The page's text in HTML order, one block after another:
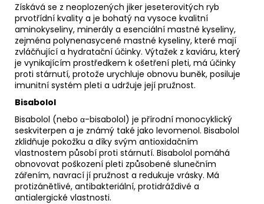
Získává se z neoplozených jiker jeseterovitých ryb
prvotřídní kvality a je bohatý na vysoce kvalitní
aminokyseliny, minerály a esenciální mastné kyseliny,
zejména polynenasycené mastné kyseliny, které mají
zvláčňující a hydratační účinky. Výtažek z kaviáru, který
je vynikajícím prostředkem k ošetření pleti, má účinky
proti stárnutí, protože urychluje obnovu buněk, posiluje
imunitní systém pleti a udržuje její pružnost.
Bisabolol
Bisabolol (nebo α-bisabolol) je přírodní monocyklický
seskviterpen a je známý také jako levomenol. Bisabolol
zklidňuje pokožku a díky svým antioxidačním
vlastnostem působí proti stárnutí. Bisabolol pomáhá
obnovovat poškození pleti způsobené slunečním
zářením, navrací jí pružnost a redukuje vrásky. Má
protizánětlivé, antibakteriální, protidráždivé a
antialergické vlastnosti.